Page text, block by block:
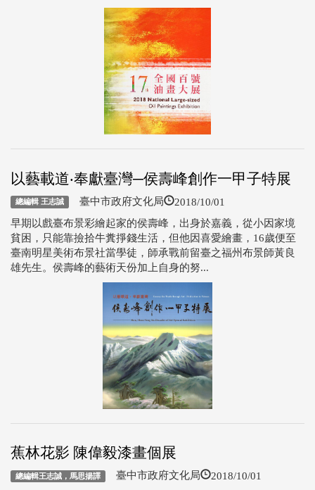
以藝載道‧奉獻臺灣─侯壽峰創作一甲子特展
總編輯 王志誠 臺中市政府文化局 2018/10/01
早期以戲臺布景彩繪起家的侯壽峰，出身於嘉義，從小因家境
貧困，只能靠撿拾牛糞掙錢生活，但他因喜愛繪畫，16歲便至
臺南明星美術布景社當學徒，師承戰前留臺之福州布景師黃良
雄先生。侯壽峰的藝術天份加上自身的努...
蕉林花影 陳偉毅漆畫個展
總編輯王志誠，馬思揚譯 臺中市政府文化局 2018/10/01